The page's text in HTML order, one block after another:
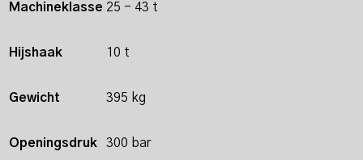
Machineklasse 25 - 43 t
Hijshaak 10 t
Gewicht 395 kg
Openingsdruk 300 bar